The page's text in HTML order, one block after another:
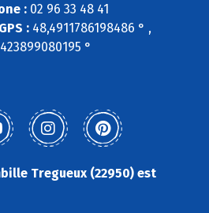
:02 96 33 48 41
:48,4911786198486 ° ,
°
Tregueux (22950) est